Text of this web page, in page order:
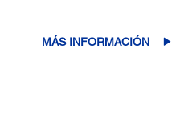
MÁS INFORMACIÓN